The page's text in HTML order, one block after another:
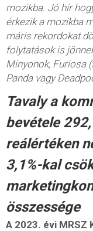
mozikba. Jó hír
érkezik a mozikba
máris rekordokat
folytatások is
Minyonok, Furiosa
Panda vagy
Tavaly a
bevétele
reálértéken
3,1%-kal
összessége
A 2023. évi